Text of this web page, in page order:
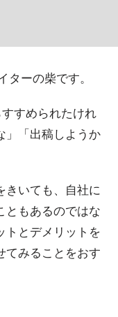
ーの柴です。
すめられたけれ
」「出稿しようか
きいても、自社に
ともあるのではな
トとデメリットを
てみることをおす